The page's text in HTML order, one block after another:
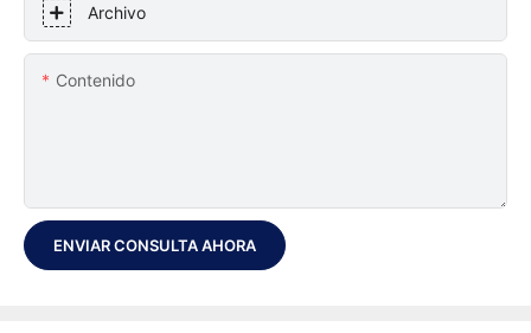
Archivo
Contenido
ENVIAR CONSULTA AHORA